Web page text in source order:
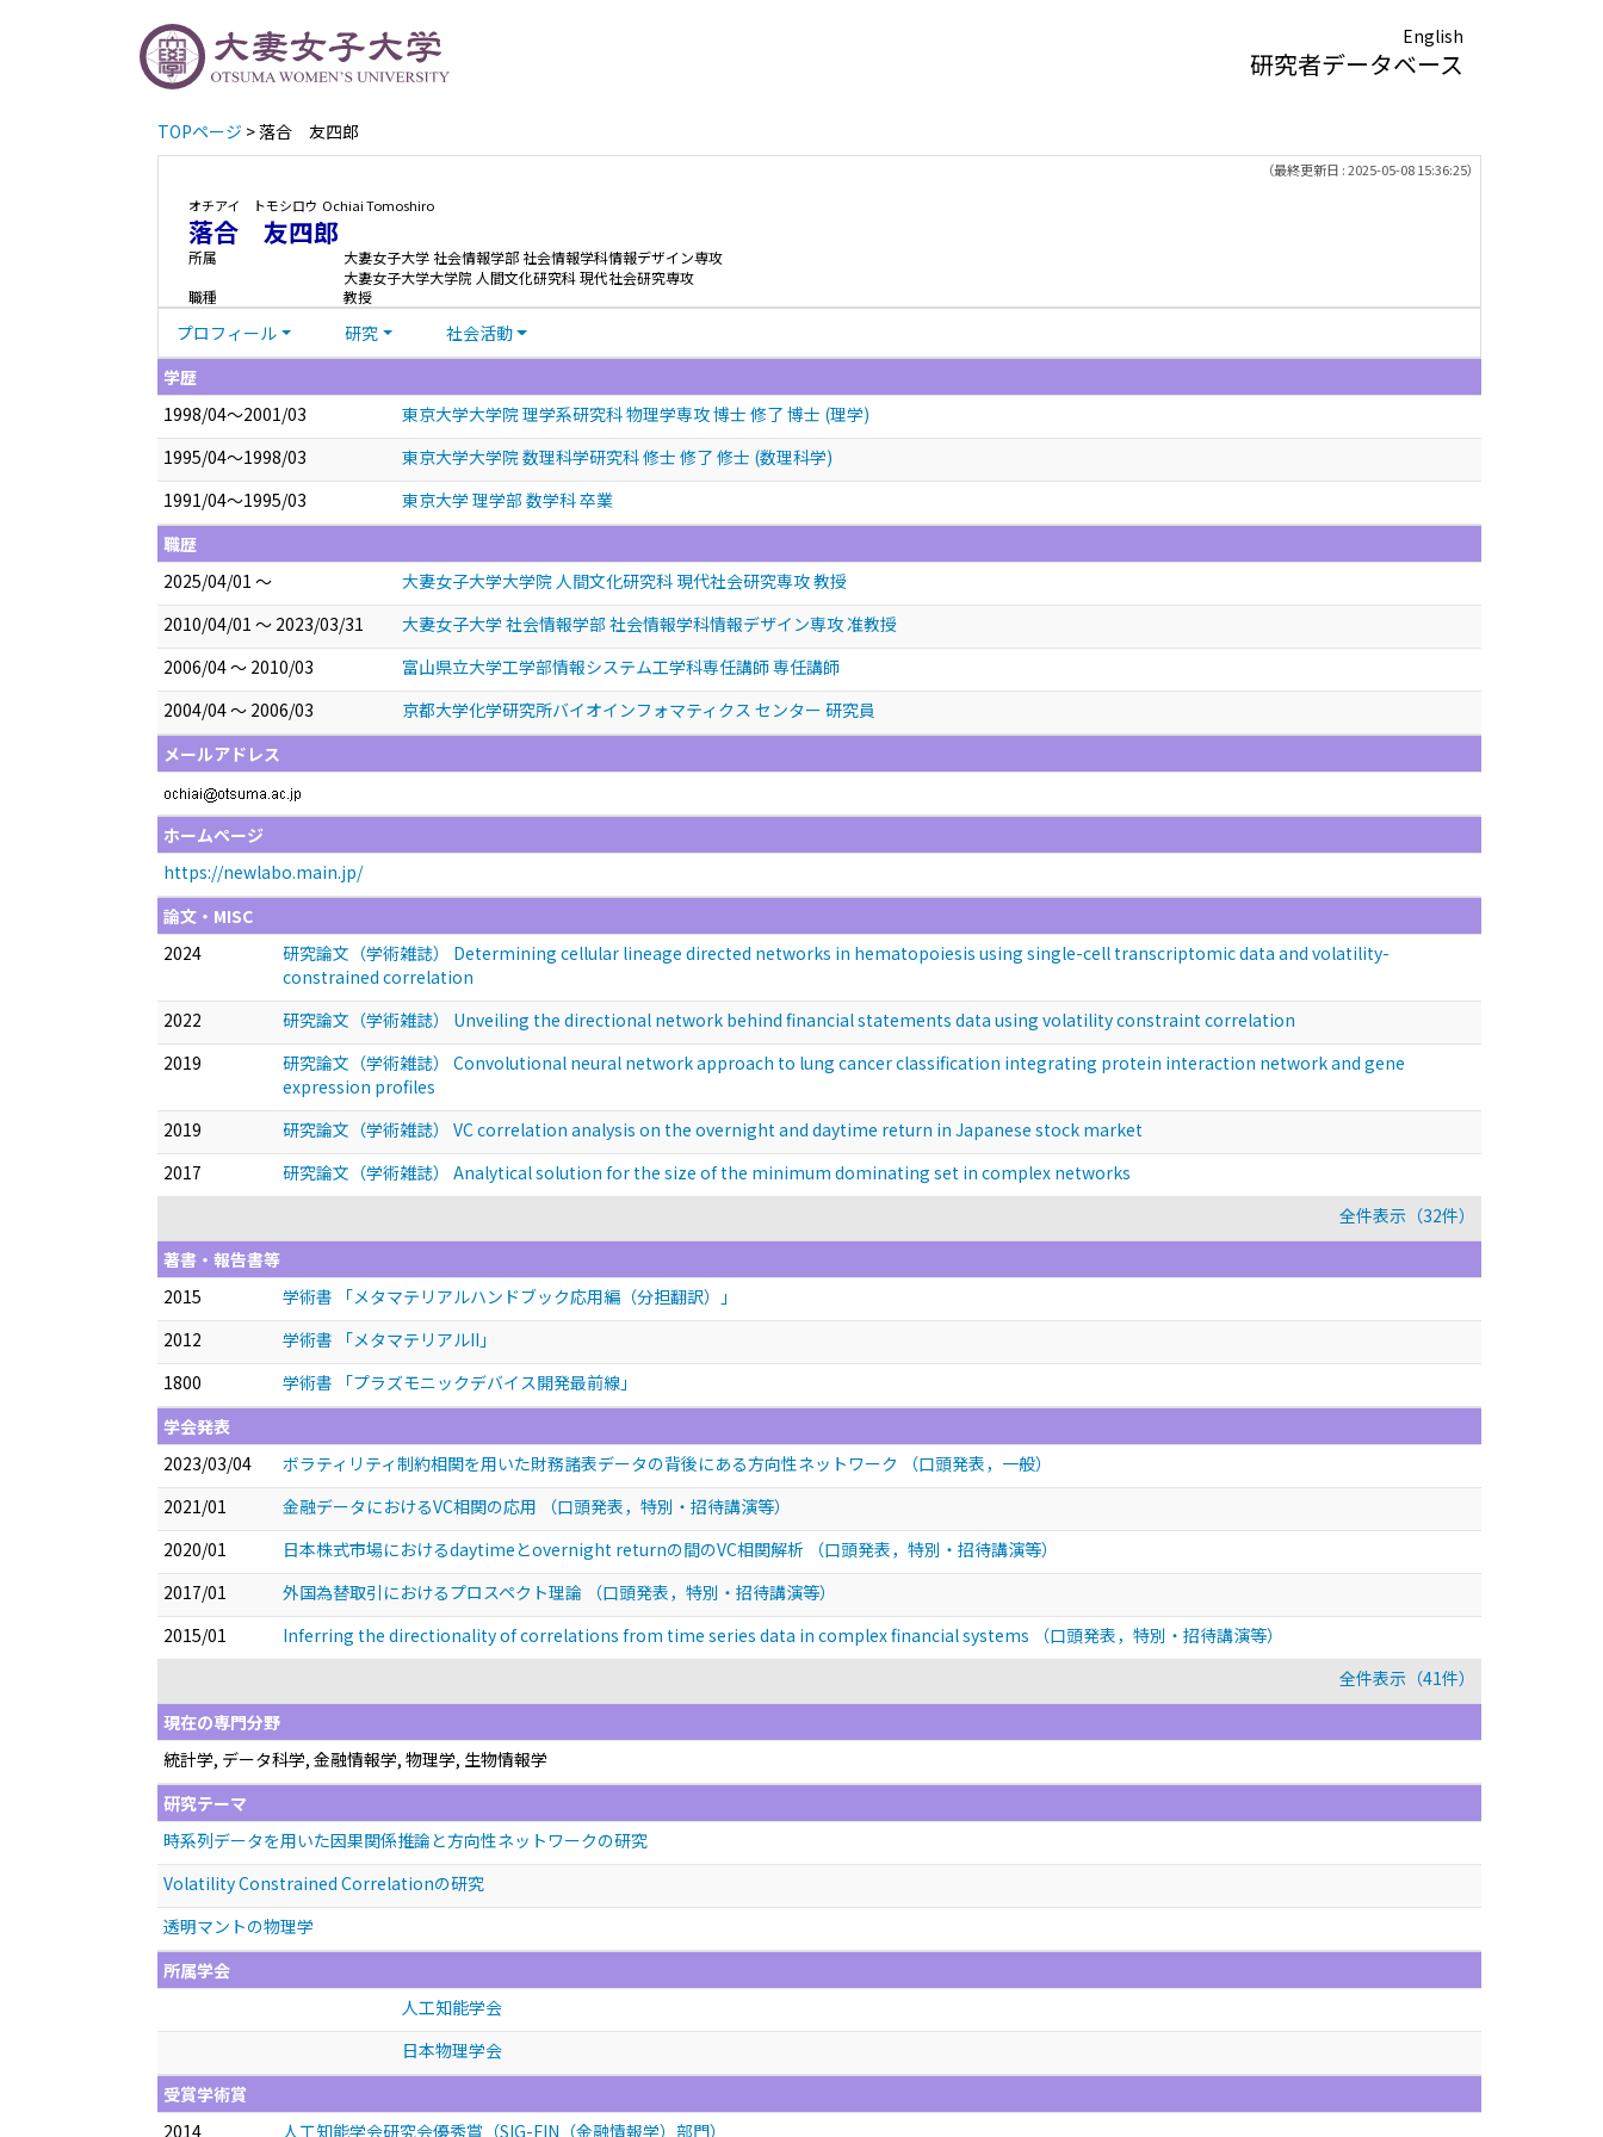
English
研究者データベース
TOPページ > 落合 友四郎
（最終更新日 : 2025-05-08 15:36:25）
オチアイ トモシロウ Ochiai Tomoshiro
落合 友四郎
所属
大妻女子大学 社会情報学部 社会情報学科情報デザイン専攻
大妻女子大学大学院 人間文化研究科 現代社会研究専攻
職種
教授
プロフィール 研究
社会活動
学歴
1998/04～2001/03
東京大学大学院 理学系研究科 物理学専攻 博士 修了 博士 (理学)
1995/04～1998/03
東京大学大学院 数理科学研究科 修士 修了 修士 (数理科学)
1991/04～1995/03
東京大学 理学部 数学科 卒業
職歴
2025/04/01 ～
大妻女子大学大学院 人間文化研究科 現代社会研究専攻 教授
2010/04/01 ～ 2023/03/31
大妻女子大学 社会情報学部 社会情報学科情報デザイン専攻 准教授
2006/04 ～ 2010/03
富山県立大学工学部情報システム工学科専任講師 専任講師
2004/04 ～ 2006/03
京都大学化学研究所バイオインフォマティクス センター 研究員
メールアドレス
ホームページ
https://newlabo.main.jp/
論文・MISC
2024
研究論文（学術雑誌） Determining cellular lineage directed networks in hematopoiesis using single-cell transcriptomic data and volatility-
constrained correlation
2022
研究論文（学術雑誌） Unveiling the directional network behind financial statements data using volatility constraint correlation
2019
研究論文（学術雑誌） Convolutional neural network approach to lung cancer classification integrating protein interaction network and gene
expression profiles
2019
研究論文（学術雑誌） VC correlation analysis on the overnight and daytime return in Japanese stock market
2017
研究論文（学術雑誌） Analytical solution for the size of the minimum dominating set in complex networks
全件表示（32件）
著書・報告書等
2015
学術書 「メタマテリアルハンドブック応用編（分担翻訳）」
2012
学術書 「メタマテリアルII」
1800
学術書 「プラズモニックデバイス開発最前線」
学会発表
2023/03/04
ボラティリティ制約相関を用いた財務諸表データの背後にある方向性ネットワーク
（口頭発表，一般）
2021/01
金融データにおけるVC相関の応用
（口頭発表，特別・招待講演等）
2020/01
日本株式市場におけるdaytimeとovernight returnの間のVC相関解析
（口頭発表，特別・招待講演等）
2017/01
外国為替取引におけるプロスペクト理論
（口頭発表，特別・招待講演等）
2015/01
Inferring the directionality of correlations from time series data in complex financial systems
（口頭発表，特別・招待講演等）
全件表示（41件）
現在の専門分野
統計学, データ科学, 金融情報学, 物理学, 生物情報学
研究テーマ
時系列データを用いた因果関係推論と方向性ネットワークの研究
Volatility Constrained Correlationの研究
透明マントの物理学
所属学会
人工知能学会
日本物理学会
受賞学術賞
2014
人工知能学会研究会優秀賞（SIG-FIN（金融情報学）部門）